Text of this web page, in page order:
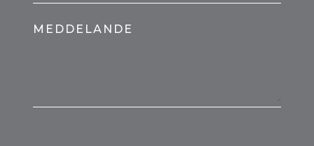
MEDDELANDE